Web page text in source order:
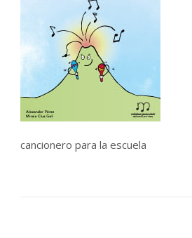
cancionero para la escuela